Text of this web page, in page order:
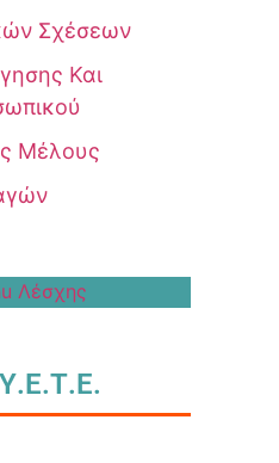
Σχέσεων
Και
Μέλους
Λέσχης